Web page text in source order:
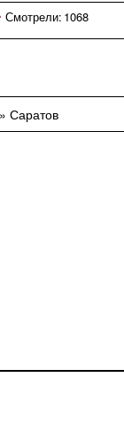
Смотрели: 1068